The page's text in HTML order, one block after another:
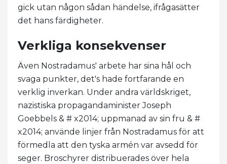
gick utan någon sådan händelse, ifrågasätter
det hans färdigheter.
Verkliga konsekvenser
Även Nostradamus' arbete har sina hål och
svaga punkter, det's hade fortfarande en
verklig inverkan. Under andra världskriget,
nazistiska propagandaminister Joseph
Goebbels & # x2014; uppmanad av sin fru & #
x2014; använde linjer från Nostradamus för att
förmedla att den tyska armén var avsedd för
seger. Broschyrer distribuerades över hela